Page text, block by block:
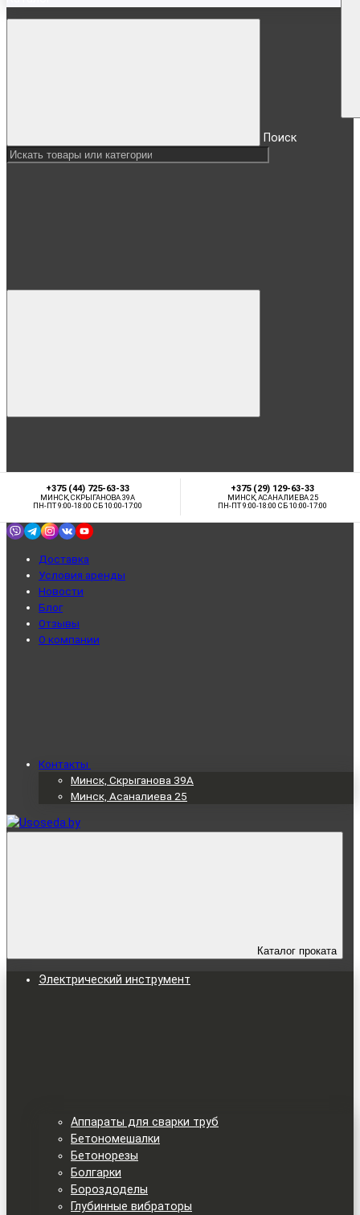
Поиск
+375 (44) 725-63-33
МИНСК, СКРЫГАНОВА 39А
ПН-ПТ 9:00-18:00 СБ 10:00-17:00
+375 (29) 129-63-33
МИНСК, АСАНАЛИЕВА 25
ПН-ПТ 9:00-18:00 СБ 10:00-17:00
Доставка
Условия аренды
Новости
Блог
Отзывы
О компании
Контакты
Минск, Скрыганова 39А
Минск, Асаналиева 25
Каталог проката
Электрический инструмент
Аппараты для сварки труб
Бетономешалки
Бетонорезы
Болгарки
Бороздоделы
Глубинные вибраторы